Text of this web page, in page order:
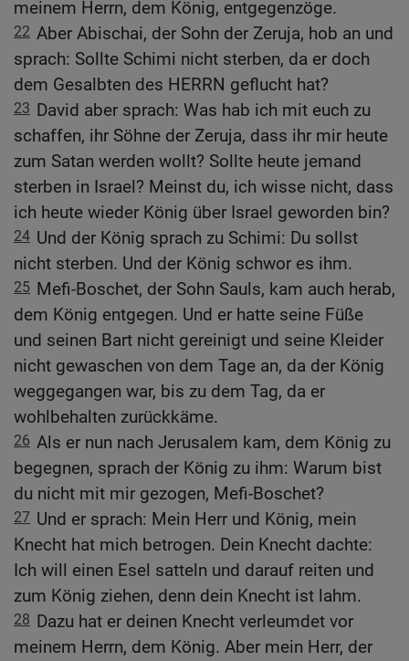
meinem Herrn, dem König, entgegenzöge.
22 Aber Abischai, der Sohn der Zeruja, hob an und
sprach: Sollte Schimi nicht sterben, da er doch
dem Gesalbten des HERRN geflucht hat?
23 David aber sprach: Was hab ich mit euch zu
schaffen, ihr Söhne der Zeruja, dass ihr mir heute
zum Satan werden wollt? Sollte heute jemand
sterben in Israel? Meinst du, ich wisse nicht, dass
ich heute wieder König über Israel geworden bin?
24 Und der König sprach zu Schimi: Du sollst
nicht sterben. Und der König schwor es ihm.
25 Mefi-Boschet, der Sohn Sauls, kam auch herab,
dem König entgegen. Und er hatte seine Füße
und seinen Bart nicht gereinigt und seine Kleider
nicht gewaschen von dem Tage an, da der König
weggegangen war, bis zu dem Tag, da er
wohlbehalten zurückkäme.
26 Als er nun nach Jerusalem kam, dem König zu
begegnen, sprach der König zu ihm: Warum bist
du nicht mit mir gezogen, Mefi-Boschet?
27 Und er sprach: Mein Herr und König, mein
Knecht hat mich betrogen. Dein Knecht dachte:
Ich will einen Esel satteln und darauf reiten und
zum König ziehen, denn dein Knecht ist lahm.
28 Dazu hat er deinen Knecht verleumdet vor
meinem Herrn, dem König. Aber mein Herr, der